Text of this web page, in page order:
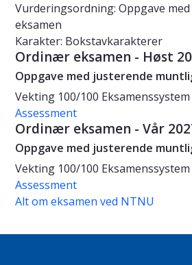
Vurderingsordning: Oppgave
eksamen
Karakter: Bokstavkarakterer
Ordinær eksamen - Høst
Oppgave med justerende
Vekting 100/100 Eksamenssystem
Assessment
Ordinær eksamen - Vår
Oppgave med justerende
Vekting 100/100 Eksamenssystem
Assessment
Alt om eksamen ved NTNU